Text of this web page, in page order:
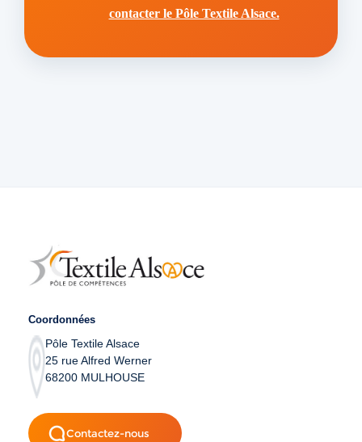
contacter le Pôle Textile Alsace.
Coordonnées
Pôle Textile Alsace
25 rue Alfred Werner
68200 MULHOUSE
Contactez-nous